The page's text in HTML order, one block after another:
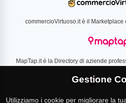
commercioVirtuoso.it è il
MapTap.it è la Directory di aziende
Loverlist.com è il comparatore di
Gestione
Utilizziamo i cookie per migliorare la